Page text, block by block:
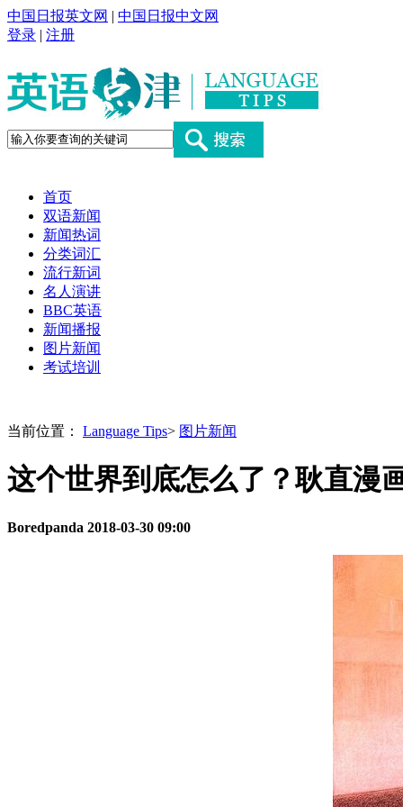
中国日报英文网 | 中国日报中文网
登录 | 注册
首页
双语新闻
新闻热词
分类词汇
流行新词
名人演讲
BBC英语
新闻播报
图片新闻
考试培训
当前位置： Language Tips> 图片新闻
这个世界到底怎么了？耿直漫
Boredpanda 2018-03-30 09:00